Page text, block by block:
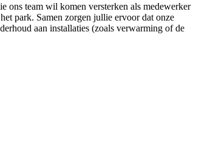
ons team wil komen versterken als medewerker
park. Samen zorgen jullie ervoor dat onze
aan installaties (zoals verwarming of de